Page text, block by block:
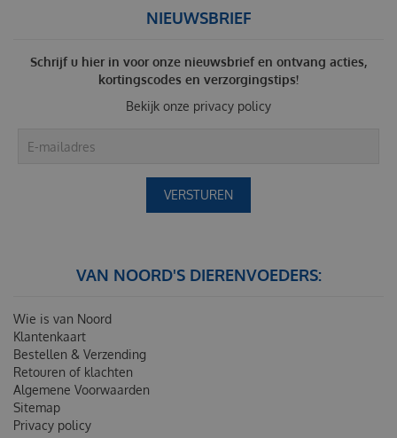
NIEUWSBRIEF
Schrijf u hier in voor onze nieuwsbrief en ontvang acties,
kortingscodes en verzorgingstips!
Bekijk onze privacy policy
VAN NOORD'S DIERENVOEDERS:
Wie is van Noord
Klantenkaart
Bestellen & Verzending
Retouren of klachten
Algemene Voorwaarden
Sitemap
Privacy policy